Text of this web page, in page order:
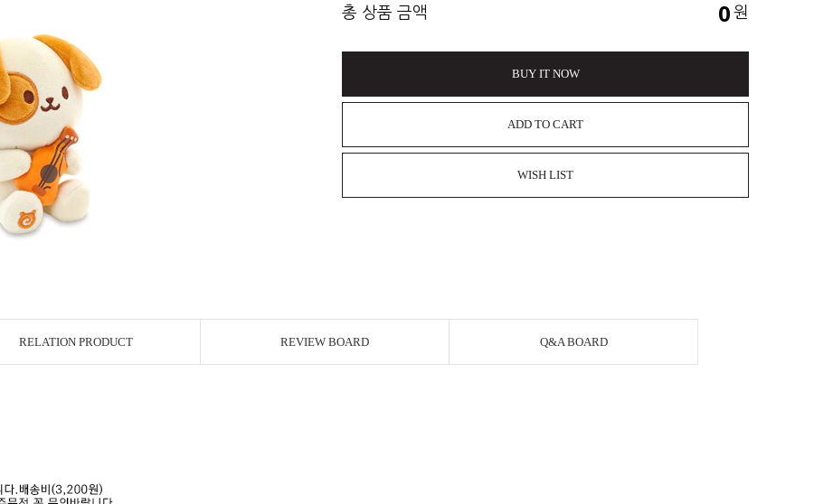
총 상품 금액 0원
BUY IT NOW
ADD TO CART
WISH LIST
RELATION PRODUCT REVIEW BOARD Q&A BOARD